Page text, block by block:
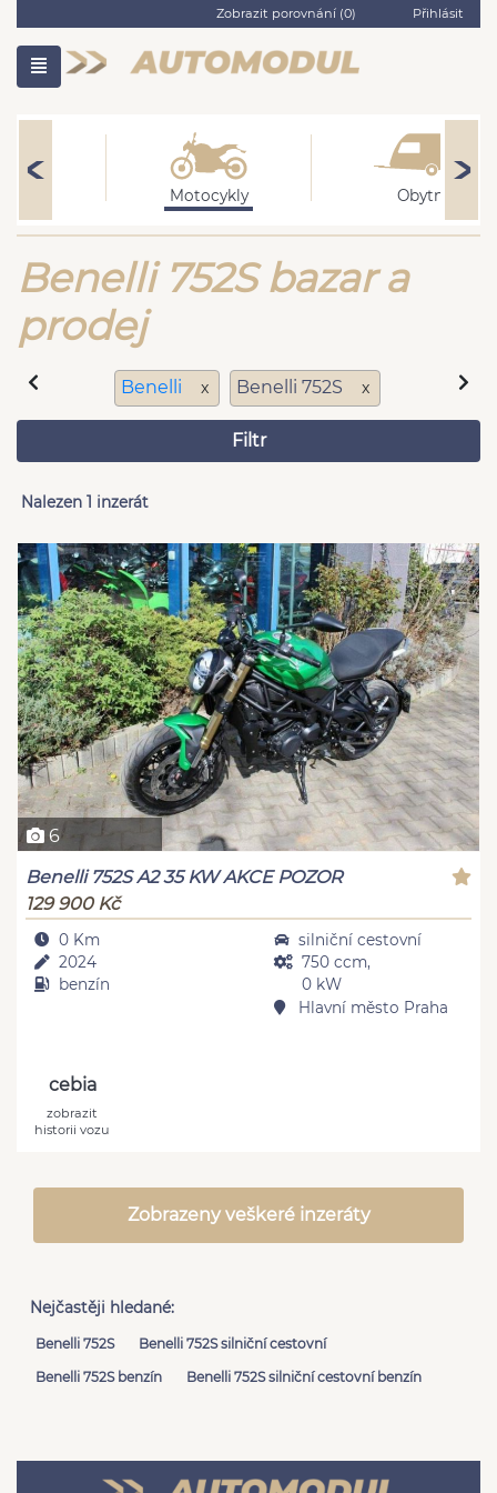
Zobrazit porovnání (0) Přihlásit
Motocykly Obytné
Benelli 752S bazar a
prodej
Benelli x Benelli 752S x
Filtr
Nalezen 1 inzerát
6
Benelli 752S A2 35 KW AKCE POZOR
129 900 Kč
0 Km
2024
benzín
silniční cestovní
750 ccm,
0 kW
Hlavní město Praha
cebia
zobrazit
historii vozu
Zobrazeny veškeré inzeráty
Nejčastěji hledané:
Benelli 752S
Benelli 752S silniční cestovní
Benelli 752S benzín
Benelli 752S silniční cestovní benzín